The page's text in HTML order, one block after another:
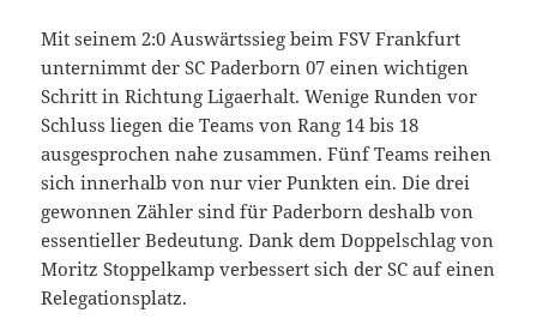
Mit seinem 2:0 Auswärtssieg beim FSV Frankfurt
unternimmt der SC Paderborn 07 einen wichtigen
Schritt in Richtung Ligaerhalt. Wenige Runden vor
Schluss liegen die Teams von Rang 14 bis 18
ausgesprochen nahe zusammen. Fünf Teams reihen
sich innerhalb von nur vier Punkten ein. Die drei
gewonnen Zähler sind für Paderborn deshalb von
essentieller Bedeutung. Dank dem Doppelschlag von
Moritz Stoppelkamp verbessert sich der SC auf einen
Relegationsplatz.